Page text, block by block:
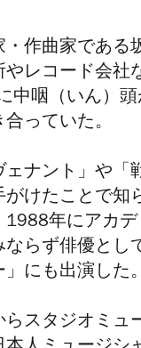
・作曲家であ
やレコード会
中咽（いん）
っていた。
ナント」や「
がけたことで
1988年にアカ
らず俳優とし
にも出演した。
スタジオミュ